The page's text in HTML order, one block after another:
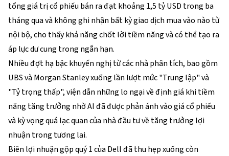
tổng giá trị cổ phiếu bán ra đạt khoảng 1,5 tỷ USD trong ba
tháng qua và không ghi nhận bất kỳ giao dịch mua vào nào từ
nội bộ, cho thấy khả năng chốt lời tiềm năng và có thể tạo ra
áp lực dư cung trong ngắn hạn.
Nhiều đợt hạ bậc khuyến nghị từ các nhà phân tích, bao gồm
UBS và Morgan Stanley xuống lần lượt mức "Trung lập" và
"Tỷ trọng thấp", viện dẫn những lo ngại về định giá khi tiềm
năng tăng trưởng nhờ AI đã được phản ánh vào giá cổ phiếu
và kỳ vọng quá lạc quan của nhà đầu tư về tăng trưởng lợi
nhuận trong tương lai.
Biên lợi nhuận gộp quý 1 của Dell đã thu hẹp xuống còn